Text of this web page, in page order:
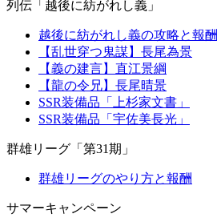
列伝「越後に紡がれし義」
越後に紡がれし義の攻略と報酬
【乱世穿つ鬼謀】長尾為景
【義の建言】直江景綱
【龍の令兄】長尾晴景
SSR装備品「上杉家文書」
SSR装備品「宇佐美長光」
群雄リーグ「第31期」
群雄リーグのやり方と報酬
サマーキャンペーン